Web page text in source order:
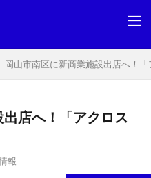
岡山市南区に新商業施設出店へ！
店へ！「アクロス
報